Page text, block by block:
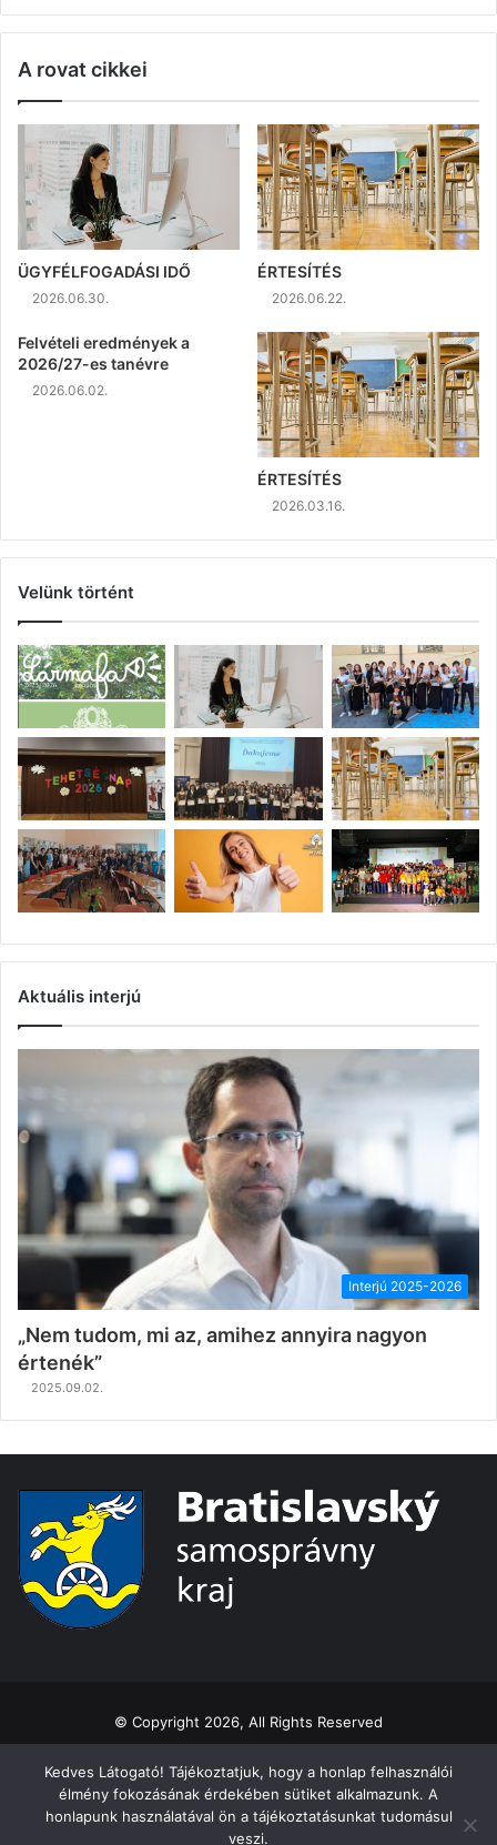
A rovat cikkei
ÜGYFÉLFOGADÁSI IDŐ
2026.06.30.
ÉRTESÍTÉS
2026.06.22.
Felvételi eredmények a
2026/27-es tanévre
2026.06.02.
ÉRTESÍTÉS
2026.03.16.
Velünk történt
Aktuális interjú
Interjú 2025-2026
„Nem tudom, mi az, amihez annyira nagyon
értenék”
2025.09.02.
© Copyright 2026, All Rights Reserved
Facebook
Kedves Látogató! Tájékoztatjuk, hogy a honlap felhasználói
élmény fokozásának érdekében sütiket alkalmazunk. A
honlapunk használatával ön a tájékoztatásunkat tudomásul
veszi.